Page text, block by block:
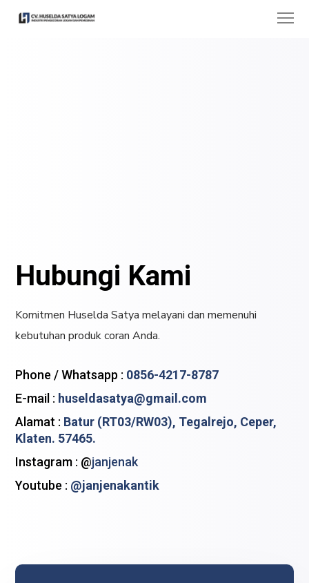
Hubungi Kami
Komitmen Huselda Satya melayani dan memenuhi
kebutuhan produk coran Anda.
Phone / Whatsapp : 0856-4217-8787
E-mail : huseldasatya@gmail.com
Alamat : Batur (RT03/RW03), Tegalrejo, Ceper,
Klaten. 57465.
Instagram : @janjenak
Youtube : @janjenakantik